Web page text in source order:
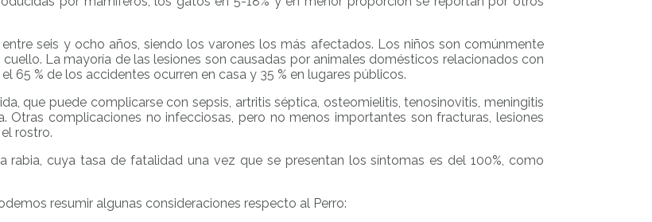
seis y ocho años, siendo los varones los más afectados. Los niños son comúnmente
La mayoría de las lesiones son causadas por animales domésticos relacionados con
% de los accidentes ocurren en casa y 35 % en lugares públicos.
que puede complicarse con sepsis, artritis séptica, osteomielitis, tenosinovitis, meningitis
complicaciones no infecciosas, pero no menos importantes son fracturas, lesiones
rostro.
cuya tasa de fatalidad una vez que se presentan los síntomas es del 100%, como
resumir algunas consideraciones respecto al Perro: